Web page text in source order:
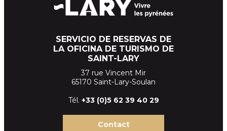
SERVICIO DE RESERVAS DE
LA OFICINA DE TURISMO DE
SAINT-LARY
37 rue Vincent Mir
65170 Saint-Lary-Soulan
Tél. +33 (0)5 62 39 40 29
Contact